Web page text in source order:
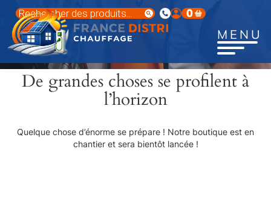
contenu
principal
Recherche
de
produits
0
MENU
De grandes choses se profilent à
l’horizon
Quelque chose d’énorme se prépare ! Notre boutique est en
chantier et sera bientôt lancée !